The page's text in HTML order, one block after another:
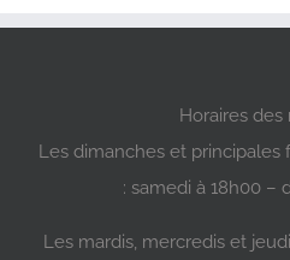
Horaires des
Les dimanches et principales
: samedi à 18h00 –
Les mardis, mercredis et